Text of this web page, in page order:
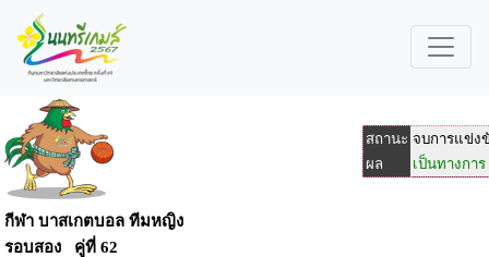
สถานะ จบการแข่ง
ผล
เป็นทางการ
กีฬา บาสเกตบอล ทีมหญิง
รอบสอง คู่ที่ 62